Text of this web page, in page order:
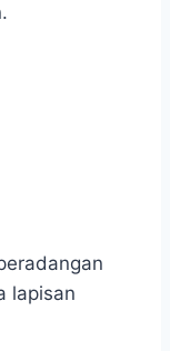
lapisan